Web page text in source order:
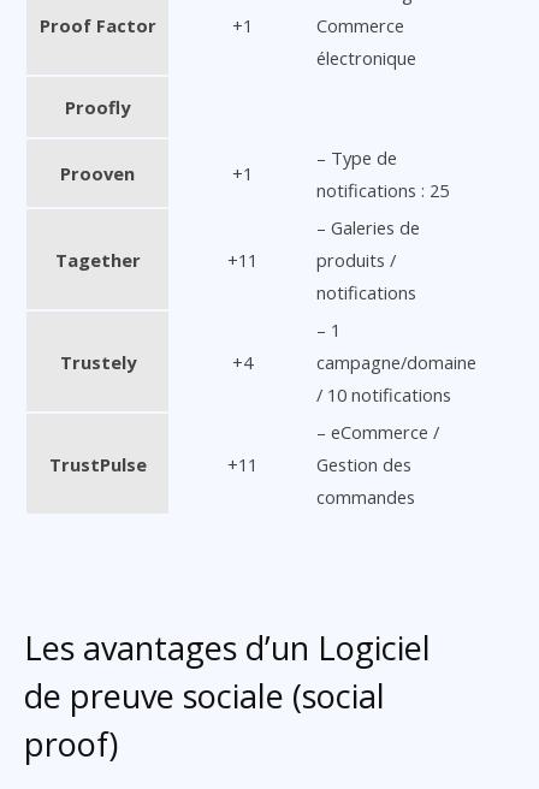
Proof Factor +1
Commerce
électronique
Proofly
Prooven +1
– Type de
notifications : 25
Tagether +11
– Galeries de
produits /
notifications
Trustely +4
– 1
campagne/domaine
/ 10 notifications
TrustPulse +11
– eCommerce /
Gestion des
commandes
Les avantages d’un Logiciel
de preuve sociale (social
proof)